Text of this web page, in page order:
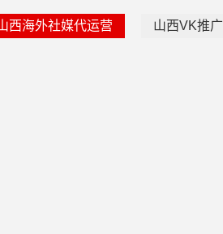
西海外社媒代运营 山西VK推广